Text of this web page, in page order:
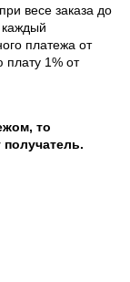
весе заказа до
каждый
платежа от
плату 1% от
то